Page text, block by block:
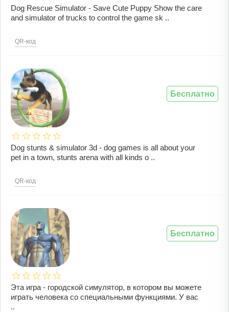
Dog Rescue Simulator - Save Cute Puppy Show the care
and simulator of trucks to control the game sk ..
QR-код
Dog stunts & simulator 3d - dog games is all about your
pet in a town, stunts arena with all kinds o ..
QR-код
Бесплатно
Эта игра - городской симулятор, в котором вы можете
играть человека со специальными функциями. У вас
..
Бесплатно